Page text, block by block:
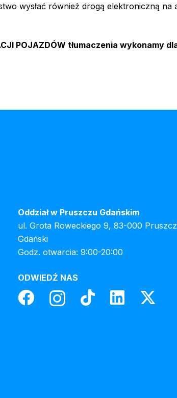
wysłać również drogą elektroniczną na
POJAZDÓW tłumaczenia wykonamy
Oddział w Pruszczu Gdańskim
ul. Grota Roweckiego 9, 83-000 Pruszcz
Gdański
Godz. otwarcia: 9:00-20:00
ODWIEDŹ NAS